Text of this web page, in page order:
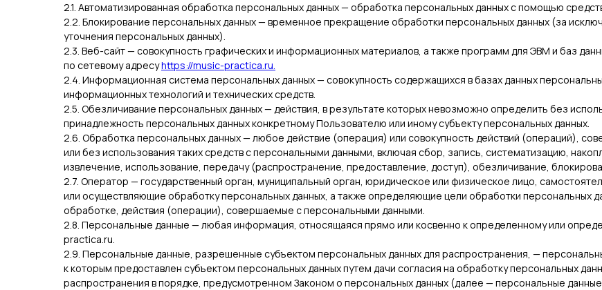
2.1. Автоматизированная обработка персональных данных — обработка персональных данных с помощью
2.2. Блокирование персональных данных — временное прекращение обработки персональных данных (за
уточнения персональных данных).
2.3. Веб-сайт — совокупность графических и информационных материалов, а также программ для ЭВМ и баз
по сетевому адресуhttps://music-practica.ru.
2.4. Информационная система персональных данных — совокупность содержащихся в базах данных
информационных технологий и технических средств.
2.5. Обезличивание персональных данных — действия, в результате которых невозможно определить без
принадлежность персональных данных конкретному Пользователю или иному субъекту персональных данных.
2.6. Обработка персональных данных — любое действие (операция) или совокупность действий (операций),
или без использования таких средств с персональными данными, включая сбор, запись, систематизацию,
извлечение, использование, передачу (распространение, предоставление, доступ), обезличивание,
2.7. Оператор — государственный орган, муниципальный орган, юридическое или физическое лицо,
или осуществляющие обработку персональных данных, а также определяющие цели обработки персональных
обработке, действия (операции), совершаемые с персональными данными.
2.8. Персональные данные — любая информация, относящаяся прямо или косвенно к определенному или
practica.ru.
2.9. Персональные данные, разрешенные субъектом персональных данных для распространения, —
к которым предоставлен субъектом персональных данных путем дачи согласия на обработку персональных
распространения в порядке, предусмотренном Законом о персональных данных (далее — персональные